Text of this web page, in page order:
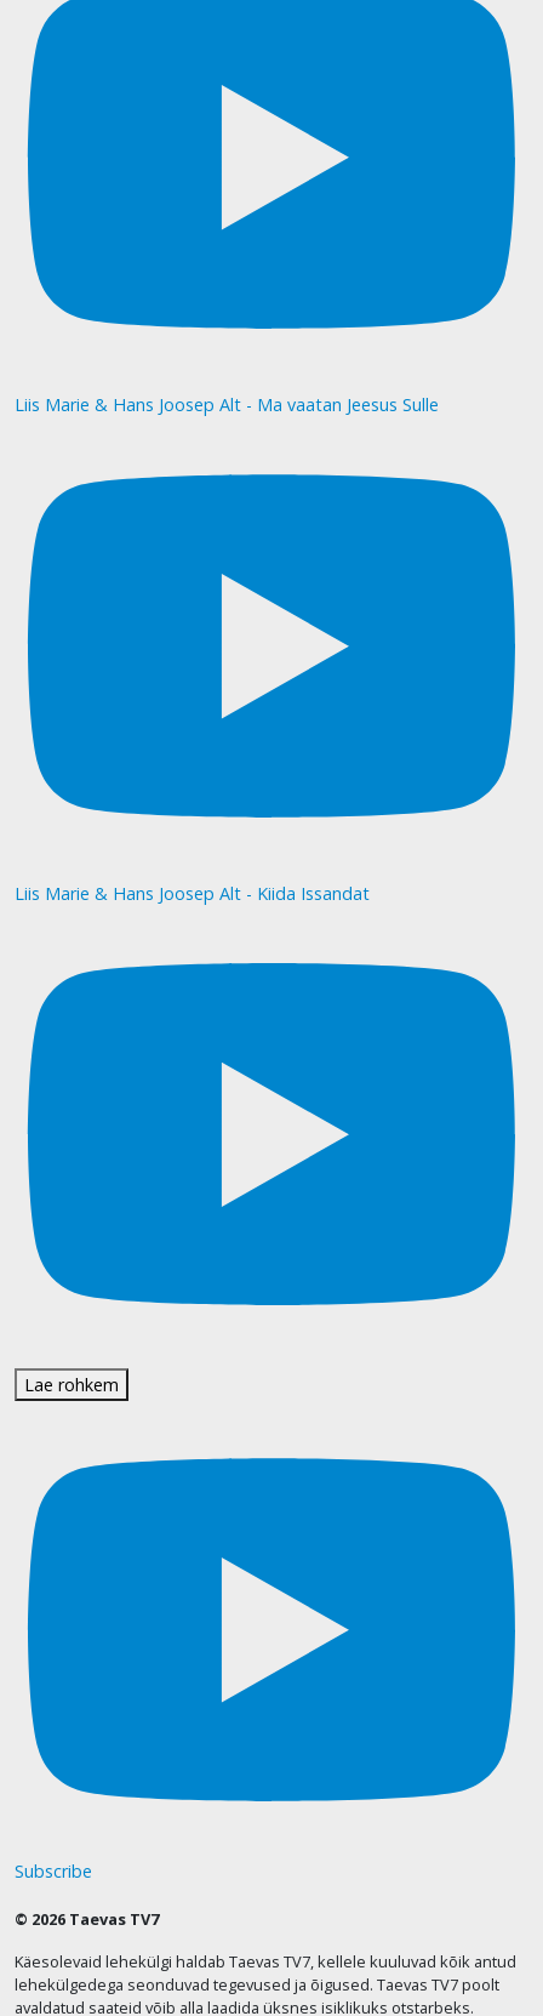
Liis Marie & Hans Joosep Alt - Ma vaatan Jeesus Sulle
Liis Marie & Hans Joosep Alt - Kiida Issandat
Lae rohkem
Subscribe
© 2026 Taevas TV7
Käesolevaid lehekülgi haldab Taevas TV7, kellele kuuluvad kõik antud
lehekülgedega seonduvad tegevused ja õigused. Taevas TV7 poolt
avaldatud saateid võib alla laadida üksnes isiklikuks otstarbeks.